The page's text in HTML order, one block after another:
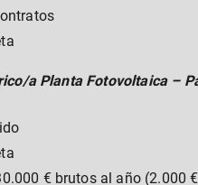
a Planta Fotovoltaica –
€ brutos al año (2.000